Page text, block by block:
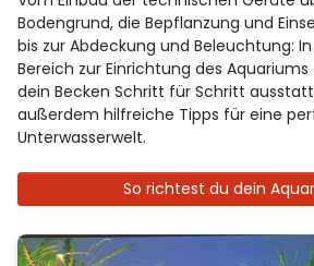
Bodengrund, die Bepflanzung und
bis zur Abdeckung und Beleuchtung:
Bereich zur Einrichtung des
dein Becken Schritt für Schritt
außerdem hilfreiche Tipps für eine
Unterwasserwelt.
So richtest du dein